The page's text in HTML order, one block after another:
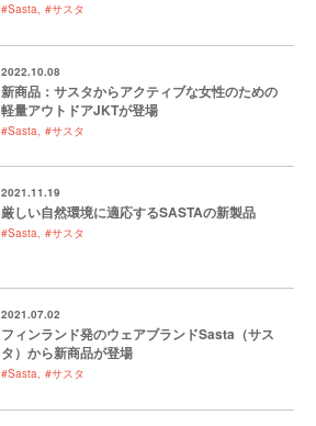
#Sasta #サスタ
2022.10.08
新商品：サスタからアクティブな女性のための
軽量アウトドアJKTが登場
#Sasta #サスタ
2021.11.19
厳しい自然環境に適応するSASTAの新製品
#Sasta #サスタ
2021.07.02
フィンランド発のウェアブランドSasta（サス
タ）から新商品が登場
#Sasta #サスタ